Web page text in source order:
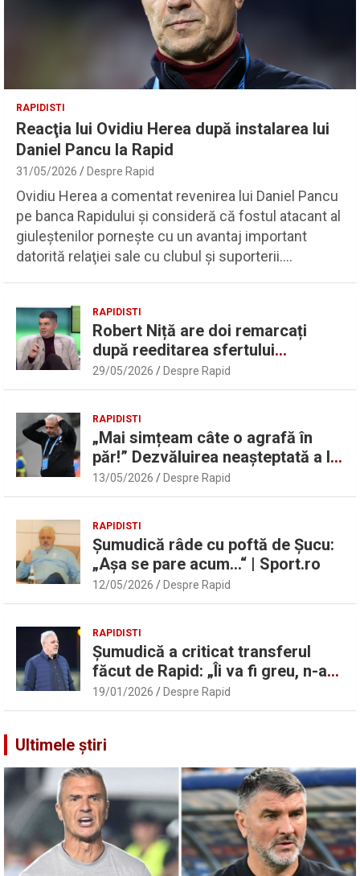
RAPIDISTI
Reacţia lui Ovidiu Herea după instalarea lui
Daniel Pancu la Rapid
31/05/2026 Despre Rapid
Ovidiu Herea a comentat revenirea lui Daniel Pancu
pe banca Rapidului şi consideră că fostul atacant al
giuleştenilor porneşte cu un avantaj important
datorită relaţiei sale cu clubul şi suporterii.…
RAPIDISTI
Robert Niță are doi remarcați
după reeditarea sfertului
UEFAntastic: „Lideri în teren” |
Sport.ro
29/05/2026 Despre Rapid
RAPIDISTI
„Mai simțeam câte o agrafă în
păr!” Dezvăluirea neașteptată a lui
Marius Șumudică despre Daniel
Pancu
13/05/2026 Despre Rapid
RAPIDISTI
Șumudică râde cu poftă de Șucu:
„Așa se pare acum…“ | Sport.ro
12/05/2026 Despre Rapid
RAPIDISTI
Șumudică a criticat transferul
făcut de Rapid: „Îi va fi greu, n-am
înțeles”
19/01/2026 Despre Rapid
Ultimele știri